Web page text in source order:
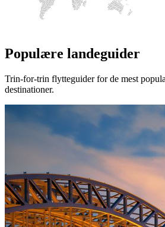
Populære landeguider
Trin-for-trin flytteguider for de mest
destinationer.